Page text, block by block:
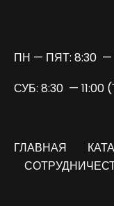
ПН — ПЯТ: 8:30 —
СУБ: 8:30 —
ГЛАВНАЯ